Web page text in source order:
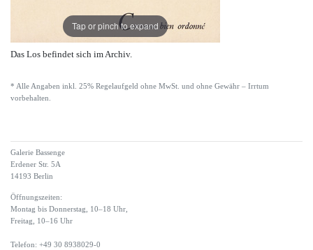
Tap or pinch to expand
Das Los befindet sich im Archiv.
* Alle Angaben inkl. 25% Regelaufgeld ohne MwSt. und ohne Gewähr – Irrtum
vorbehalten.
Galerie Bassenge
Erdener Str. 5A
14193 Berlin
Öffnungszeiten:
Montag bis Donnerstag, 10–18 Uhr,
Freitag, 10–16 Uhr
Telefon: +49 30 8938029-0